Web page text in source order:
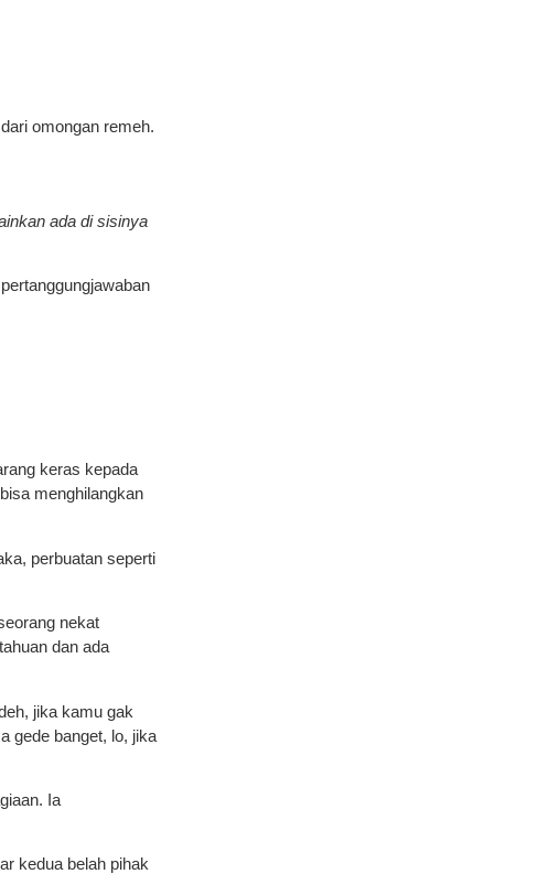
omongan remeh.
ada di sisinya
keras kepada
menghilangkan
perbuatan seperti
nekat
dan ada
jika kamu gak
gede banget, lo, jika
Ia
kedua belah pihak